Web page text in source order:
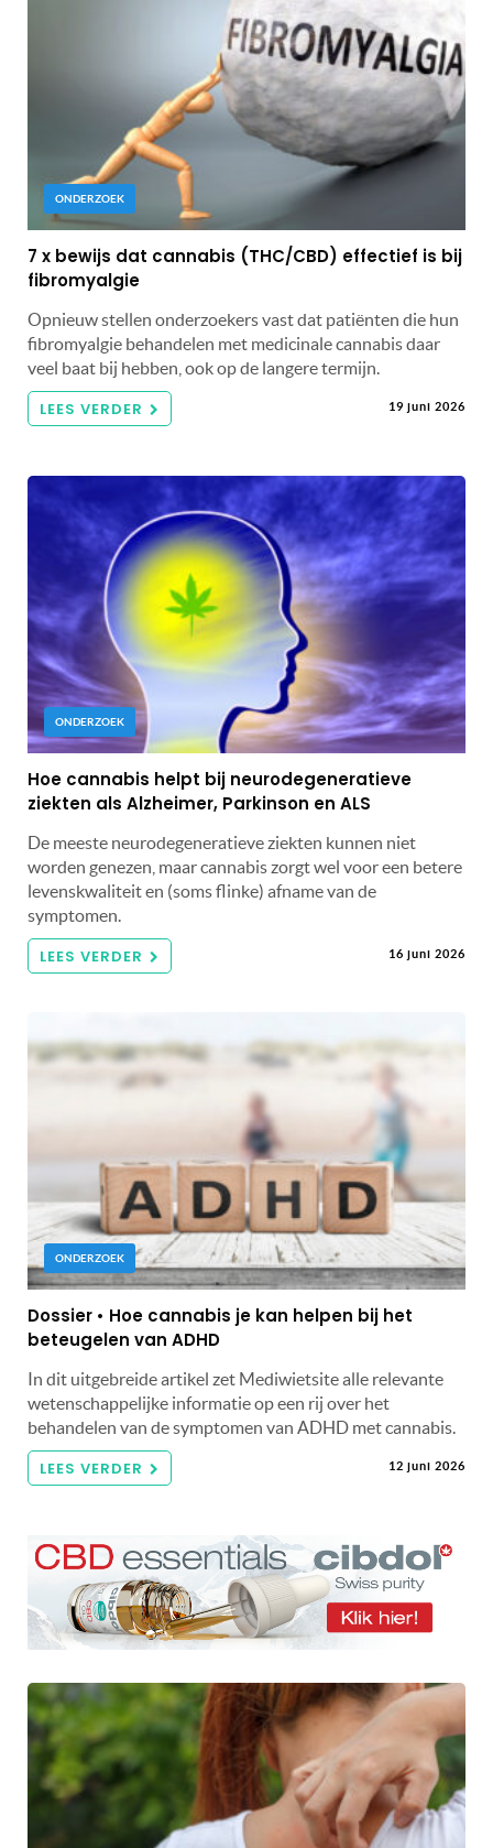
ONDERZOEK
7 x bewijs dat cannabis (THC/CBD) effectief is bij
fibromyalgie
Opnieuw stellen onderzoekers vast dat patiënten die hun
fibromyalgie behandelen met medicinale cannabis daar
veel baat bij hebben, ook op de langere termijn.
LEES VERDER 19 juni 2026
ONDERZOEK
Hoe cannabis helpt bij neurodegeneratieve
ziekten als Alzheimer, Parkinson en ALS
De meeste neurodegeneratieve ziekten kunnen niet
worden genezen, maar cannabis zorgt wel voor een betere
levenskwaliteit en (soms flinke) afname van de
symptomen.
LEES VERDER 16 juni 2026
ONDERZOEK
Dossier • Hoe cannabis je kan helpen bij het
beteugelen van ADHD
In dit uitgebreide artikel zet Mediwietsite alle relevante
wetenschappelijke informatie op een rij over het
behandelen van de symptomen van ADHD met cannabis.
LEES VERDER 12 juni 2026